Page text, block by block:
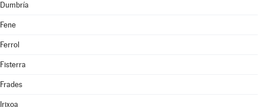
Dumbría
Fene
Ferrol
Fisterra
Frades
Irixoa